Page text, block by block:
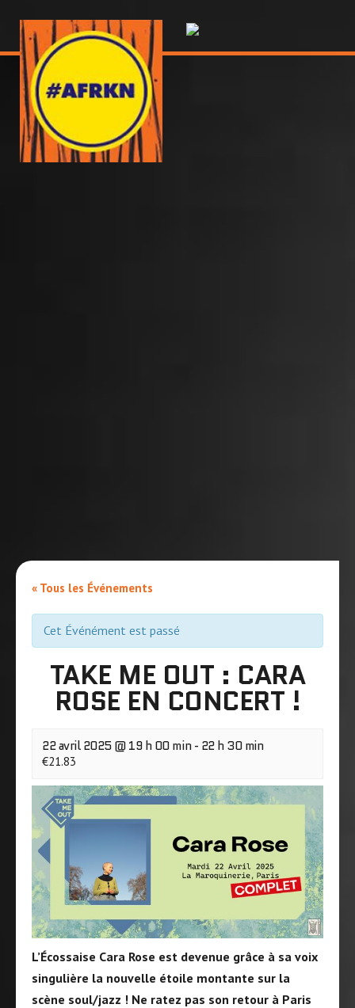
« Tous les Événements
Cet Événément est passé
TAKE ME OUT : CARA
ROSE EN CONCERT !
22 avril 2025 @ 19 h 00 min- 22 h 30 min
€21.83
L’Écossaise Cara Rose est devenue grâce à sa voix
singulière la nouvelle étoile montante sur la
scène soul/jazz ! Ne ratez pas son retour à Paris